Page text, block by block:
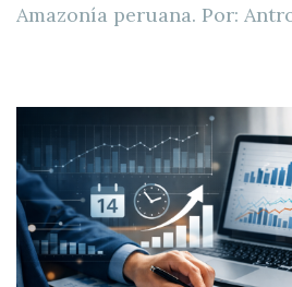
Amazonía peruana. Por: